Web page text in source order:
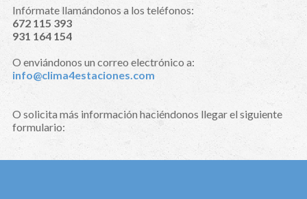
Infórmate llamándonos a los teléfonos:
672 115 393
931 164 154
O enviándonos un correo electrónico a:
info@clima4estaciones.com
O solicita más información haciéndonos llegar el siguiente
formulario: